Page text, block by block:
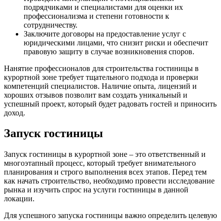
подрядчиками и специалистами для оценки их
профессионализма и степени готовности к
сотрудничеству.
Заключите договоры на предоставление услуг с
юридическими лицами, что снизит риски и обеспечит
правовую защиту в случае возникновения споров.
Нанятие профессионалов для строительства гостиницы в
курортной зоне требует тщательного подхода и проверки
компетенций специалистов. Наличие опыта, лицензий и
хороших отзывов позволит вам создать уникальный и
успешный проект, который будет радовать гостей и приносить
доход.
Запуск гостиницы
Запуск гостиницы в курортной зоне – это ответственный и
многоэтапный процесс, который требует внимательного
планирования и строго выполнения всех этапов. Перед тем
как начать строительство, необходимо провести исследование
рынка и изучить спрос на услуги гостиницы в данной
локации.
Для успешного запуска гостиницы важно определить целевую